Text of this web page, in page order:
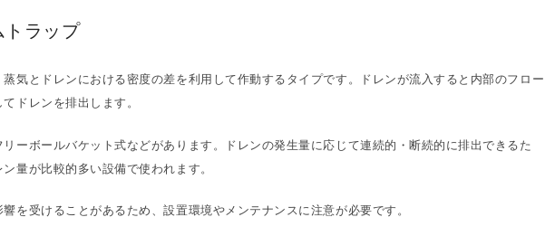
トラップ
気とドレンにおける密度の差を利用して作動するタイプです。ドレンが流入すると内部のフロー
ドレンを排出します。
ーボールバケット式などがあります。ドレンの発生量に応じて連続的・断続的に排出できるた
量が比較的多い設備で使われます。
を受けることがあるため、設置環境やメンテナンスに注意が必要です。